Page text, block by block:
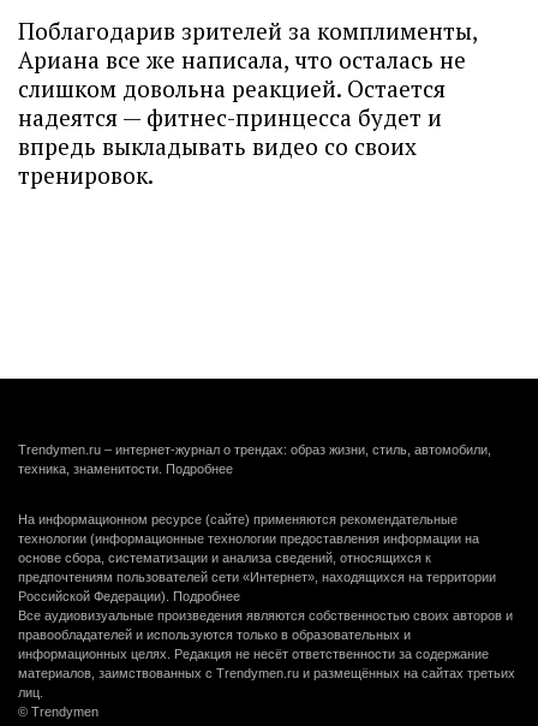
Поблагодарив зрителей за комплименты,
Ариана все же написала, что осталась не
слишком довольна реакцией. Остается
надеятся — фитнес-принцесса будет и
впредь выкладывать видео со своих
тренировок.
Trendymen.ru – интернет-журнал о трендах: образ жизни, стиль, автомобили,
техника, знаменитости. Подробнее
На информационном ресурсе (сайте) применяются рекомендательные
технологии (информационные технологии предоставления информации на
основе сбора, систематизации и анализа сведений, относящихся к
предпочтениям пользователей сети «Интернет», находящихся на территории
Российской Федерации). Подробнее
Все аудиовизуальные произведения являются собственностью своих авторов и
правообладателей и используются только в образовательных и
информационных целях. Редакция не несёт ответственности за содержание
материалов, заимствованных с Trendymen.ru и размещённых на сайтах третьих
лиц.
© Trendymen